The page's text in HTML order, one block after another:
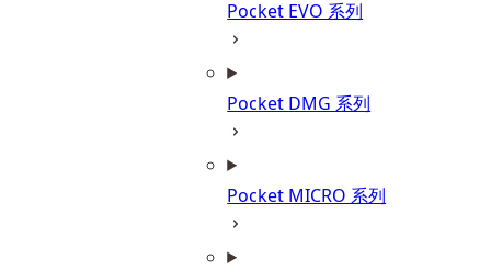
Pocket EVO 系列
Pocket DMG 系列
Pocket MICRO 系列